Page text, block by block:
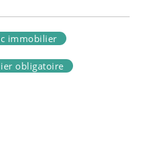
immobilier
obligatoire